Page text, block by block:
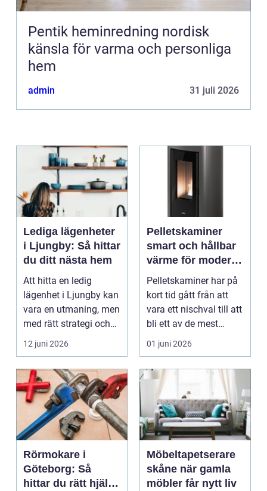
Pentik heminredning nordisk
känsla för varma och personliga
hem
admin 31 juli 2026
Lediga lägenheter
i Ljungby: Så hittar
du ditt nästa hem
Att hitta en ledig
lägenhet i Ljungby kan
vara en utmaning, men
med rätt strategi och
info...
12 juni 2026
Pelletskaminer
smart och hållbar
värme för moderna
hem
Pelletskaminer har på
kort tid gått från att
vara ett nischval till att
bli ett av de mest
intressan...
01 juni 2026
Rörmokare i
Göteborg: Så
hittar du rätt hjälp
Möbeltapetserare
skåne när gamla
möbler får nytt liv